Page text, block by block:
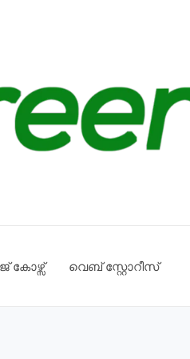
കോഴ്സ് വെബ് സ്റ്റോറീസ്